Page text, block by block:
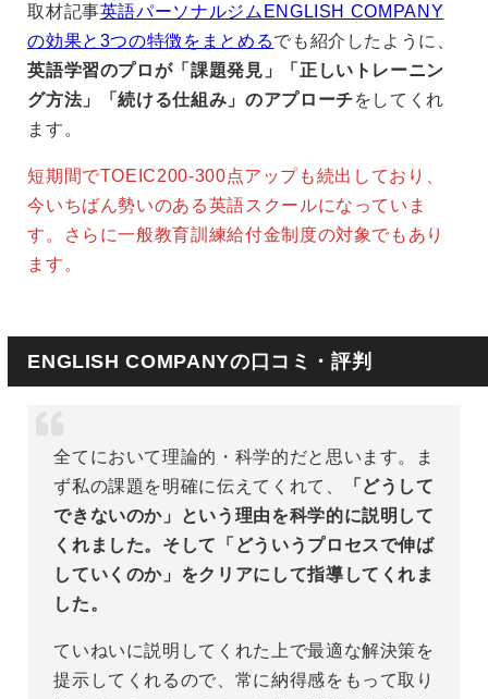
取材記事英語パーソナルジムENGLISH COMPANY
の効果と3つの特徴をまとめるでも紹介したように、
英語学習のプロが「課題発見」「正しいトレーニン
グ方法」「続ける仕組み」のアプローチをしてくれ
ます。
短期間でTOEIC200-300点アップも続出しており、
今いちばん勢いのある英語スクールになっていま
す。さらに一般教育訓練給付金制度の対象でもあり
ます。
ENGLISH COMPANYの口コミ・評判
全てにおいて理論的・科学的だと思います。ま
ず私の課題を明確に伝えてくれて、
「どうして
できないのか」という理由を科学的に説明して
くれました。そして「どういうプロセスで伸ば
していくのか」をクリアにして指導してくれま
した。
ていねいに説明してくれた上で最適な解決策を
提示してくれるので、常に納得感をもって取り